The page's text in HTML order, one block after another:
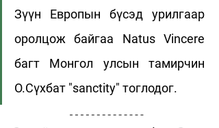
Зүүн Европын бүсэд урилгаар
оролцож байгаа Natus Vincere
багт Монгол улсын тамирчин
О.Сүхбат "sanctity" тоглодог.